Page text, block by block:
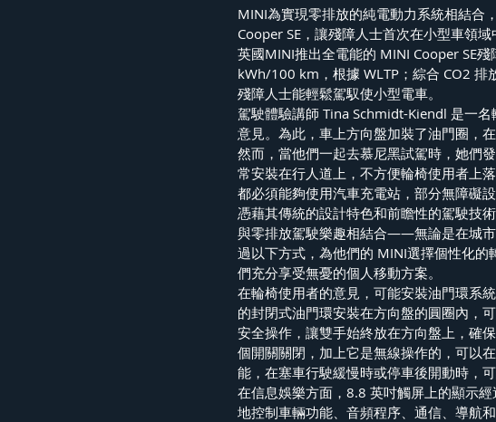
MINI為實現零排放的純電動力系統相結合
Cooper SE，讓殘障人士首次在小型車領域
英國MINI推出全電能的 MINI Cooper SE
kWh/100 km，根據 WLTP；綜合 CO2
殘障人士能輕鬆駕馭使小型電車。
駕駛體驗講師 Tina Schmidt-Kiendl 是一
意見。為此，車上方向盤加裝了油門圈，
然而，當他們一起去慕尼黑試駕時，她們
常安裝在行人道上，不方便輪椅使用者上
都必須能夠使用汽車充電站，部分無障礙
憑藉其傳統的設計特色和前瞻性的駕駛技
與零排放駕駛樂趣相結合——無論是在城
過以下方式，為他們的 MINI選擇個性化
們充分享受無憂的個人移動方案。
在輪椅使用者的意見，可能安裝油門環系
的封閉式油門環安裝在方向盤的圓圈內，
安全操作，讓雙手始終放在方向盤上，確
個開關關閉，加上它是無線操作的，可以
能，在塞車行駛緩慢時或停車後開動時，
在信息娛樂方面，8.8 英吋觸屏上的顯示
地控制車輛功能、音頻程序、通信、導航和